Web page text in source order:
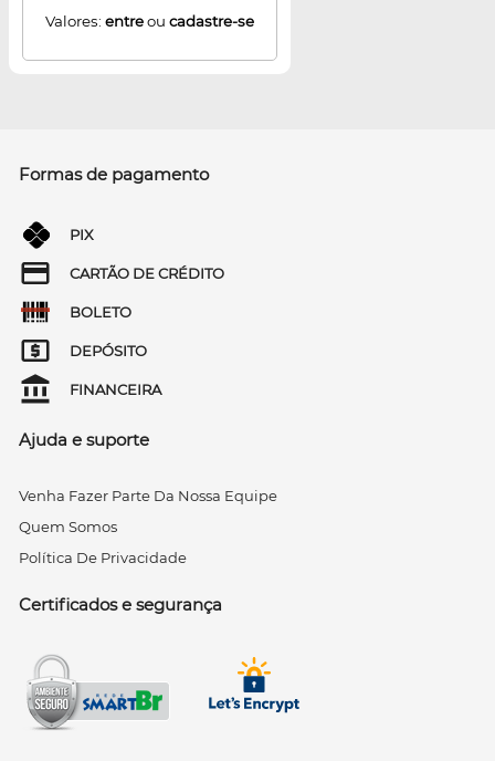
Valores: entreou cadastre-se
Formas de pagamento
PIX
CARTÃO DE CRÉDITO
BOLETO
DEPÓSITO
FINANCEIRA
Ajuda e suporte
Venha Fazer Parte Da Nossa Equipe
Quem Somos
Política De Privacidade
Certificados e segurança